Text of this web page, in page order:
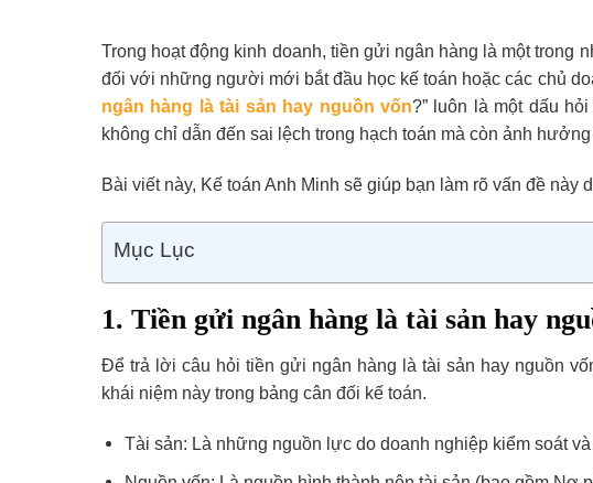
Trong hoạt động kinh doanh, tiền gửi ngân hàng là một trong
đối với những người mới bắt đầu học kế toán hoặc các chủ
ngân hàng là tài sản hay nguồn vốn?” luôn là một dấu
không chỉ dẫn đến sai lệch trong hạch toán mà còn ảnh
Bài viết này, Kế toán Anh Minh sẽ giúp bạn làm rõ vấn đề
Mục Lục
1. Tiền gửi ngân hàng là tài sản hay
Để trả lời câu hỏi tiền gửi ngân hàng là tài sản hay nguồn
khái niệm này trong bảng cân đối kế toán.
Tài sản: Là những nguồn lực do doanh nghiệp kiểm soát